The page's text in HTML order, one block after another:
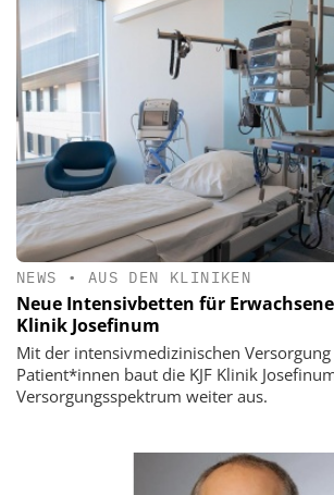
NEWS • AUS DEN KLINIKEN
Neue Intensivbetten für Erwachsene
Klinik Josefinum
Mit der intensivmedizinischen
Patient*innen baut die KJF Klinik
Versorgungsspektrum weiter aus.